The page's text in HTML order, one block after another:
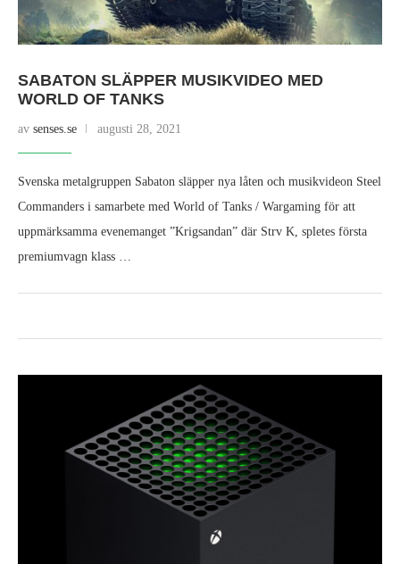
SABATON SLÄPPER MUSIKVIDEO MED
WORLD OF TANKS
av senses.se augusti 28, 2021
Svenska metalgruppen Sabaton släpper nya låten och musikvideon Steel
Commanders i samarbete med World of Tanks / Wargaming för att
uppmärksamma evenemanget ”Krigsandan” där Strv K, spletes första
premiumvagn klass …